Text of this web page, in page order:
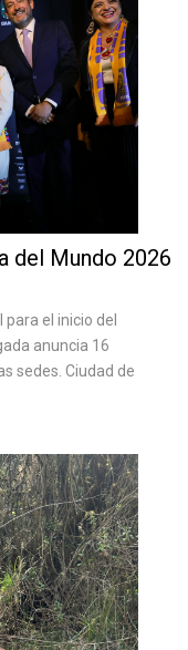
del Mundo 2026
el inicio del
anuncia 16
sedes. Ciudad de